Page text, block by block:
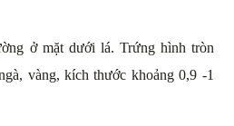
ở mặt dưới lá. Trứng hình tròn
vàng, kích thước khoảng 0,9 -1